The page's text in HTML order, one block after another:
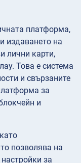
платформа,
издаването на
лични карти,
Това е система
и свързаните
за
и
позволява на
за